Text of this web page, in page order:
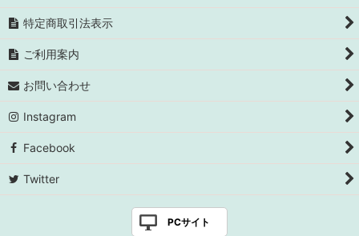
特定商取引法表示
ご利用案内
お問い合わせ
Instagram
Facebook
Twitter
PCサイト